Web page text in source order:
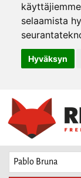
selaamista
Hyväksyn